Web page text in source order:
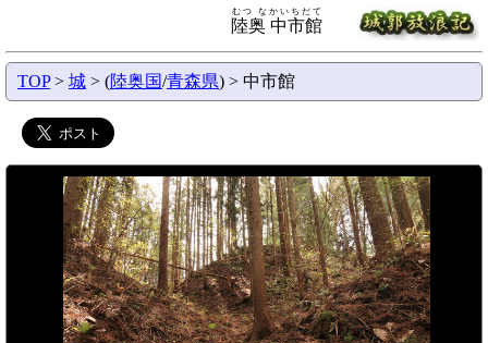
陸奥 中市館
むつ なかいちだて
TOP> 城 > (陸奥国/青森県) > 中市館